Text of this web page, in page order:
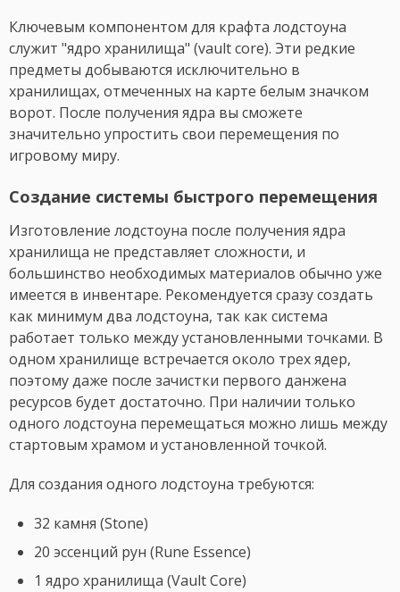
Ключевым компонентом для крафта лодстоуна
служит "ядро хранилища" (vault core). Эти редкие
предметы добываются исключительно в
хранилищах, отмеченных на карте белым значком
ворот. После получения ядра вы сможете
значительно упростить свои перемещения по
игровому миру.
Создание системы быстрого перемещения
Изготовление лодстоуна после получения ядра
хранилища не представляет сложности, и
большинство необходимых материалов обычно уже
имеется в инвентаре. Рекомендуется сразу создать
как минимум два лодстоуна, так как система
работает только между установленными точками. В
одном хранилище встречается около трех ядер,
поэтому даже после зачистки первого данжена
ресурсов будет достаточно. При наличии только
одного лодстоуна перемещаться можно лишь между
стартовым храмом и установленной точкой.
Для создания одного лодстоуна требуются:
32 камня (Stone)
20 эссенций рун (Rune Essence)
1 ядро хранилища (Vault Core)